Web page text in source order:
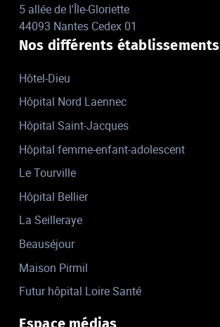
5 allée de l'Île-Gloriette
44093 Nantes Cedex 01
Nos différents établissements
Hôtel-Dieu
Hôpital Nord Laennec
Hôpital Saint-Jacques
Hôpital femme-enfant-adolescent
Le Tourville
Hôpital Bellier
La Seilleraye
Beauséjour
Maison Pirmil
Futur hôpital Loire Santé